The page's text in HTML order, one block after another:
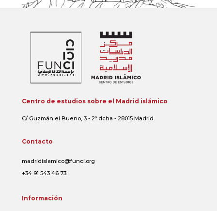
Centro de estudios sobre el Madrid islámico
C/ Guzmán el Bueno, 3 - 2º dcha - 28015 Madrid
Contacto
madridislamico@funci.org
+34 91 543 46 73
Información